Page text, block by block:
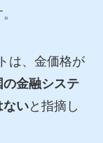
は、金価格が
金融システ
ないと指摘し